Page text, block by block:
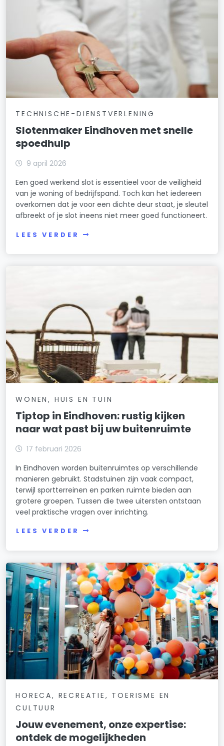
TECHNISCHE-DIENSTVERLENING
Slotenmaker Eindhoven met snelle
spoedhulp
9 april 2026
Een goed werkend slot is essentieel voor de veiligheid
van je woning of bedrijfspand. Toch kan het iedereen
overkomen dat je voor een dichte deur staat, je sleutel
afbreekt of je slot ineens niet meer goed functioneert.
LEES VERDER
WONEN, HUIS EN TUIN
Tiptop in Eindhoven: rustig kijken
naar wat past bij uw buitenruimte
17 februari 2026
In Eindhoven worden buitenruimtes op verschillende
manieren gebruikt. Stadstuinen zijn vaak compact,
terwijl sportterreinen en parken ruimte bieden aan
grotere groepen. Tussen die twee uitersten ontstaan
veel praktische vragen over inrichting.
LEES VERDER
HORECA, RECREATIE, TOERISME EN
CULTUUR
Jouw evenement, onze expertise:
ontdek de mogelijkheden